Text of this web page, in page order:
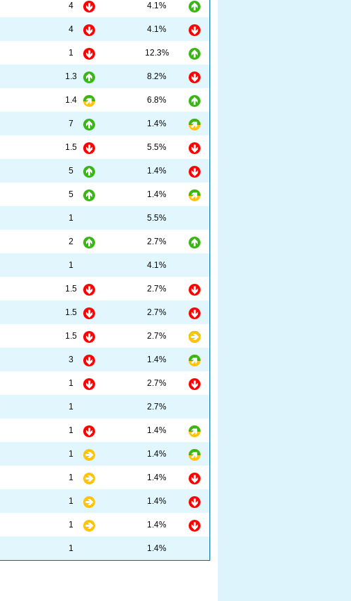
4 4.1%
4 4.1%
1 12.3%
1.3 8.2%
1.4 6.8%
7 1.4%
1.5 5.5%
5 1.4%
5 1.4%
1 5.5%
2 2.7%
1 4.1%
1.5 2.7%
1.5 2.7%
1.5 2.7%
3 1.4%
1 2.7%
1 2.7%
1 1.4%
1 1.4%
1 1.4%
1 1.4%
1 1.4%
1 1.4%